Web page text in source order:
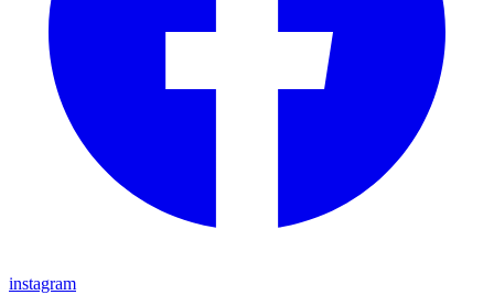
instagram